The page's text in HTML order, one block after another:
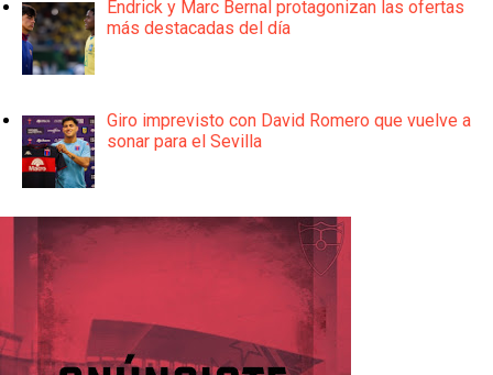
Endrick y Marc Bernal protagonizan las ofertas
más destacadas del día
Giro imprevisto con David Romero que vuelve a
sonar para el Sevilla